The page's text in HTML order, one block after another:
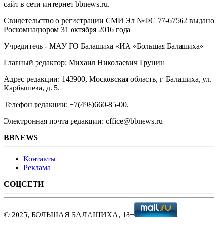
сайт в сети интернет bbnews.ru.
Свидетельство о регистрации СМИ Эл №ФС ‎77-67562 выдано
Роскомнадзором 31 октября 2016 года
Учредитель - МАУ ГО Балашиха «ИА «Большая Балашиха»
Главный редактор: Михаил Николаевич Грунин
Адрес редакции: 143900, Московская область, г. Балашиха, ул.
Карбышева, д. 5.
Телефон редакции: +7(498)660-85-00.
Электронная почта редакции: office@bbnews.ru
BBNEWS
Контакты
Реклама
СОЦСЕТИ
© 2025, БОЛЬШАЯ БАЛАШИХА, 18+